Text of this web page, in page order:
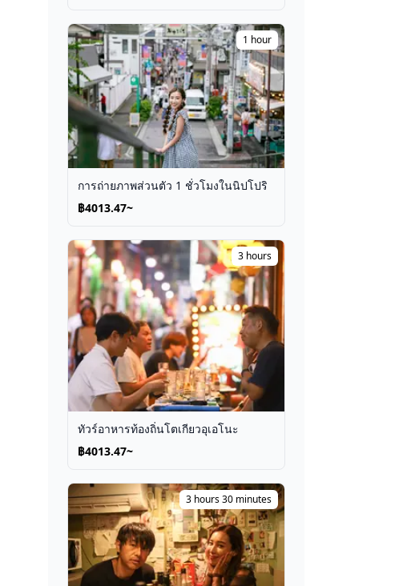
1 hour
การถ่ายภาพส่วนตัว 1 ชั่วโมงในนิปโปริ
฿4013.47~
3 hours
ทัวร์อาหารท้องถิ่นโตเกียวอุเอโนะ
฿4013.47~
3 hours 30 minutes